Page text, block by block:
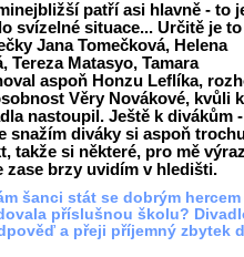
patří asi hlavně - to
svízelné situace... Určitě je to
Jana Tomečková, Helena
Tereza Matasyo, Tamara
aspoň Honzu Leflíka,
Věry Novákové, kvůli
nastoupil. Ještě k divákům
snažím diváky si aspoň
takže si některé, pro mě
zase brzy uvidím v hledišti.
šanci stát se dobrým hercem
příslušnou školu?
a přeji příjemný zbytek